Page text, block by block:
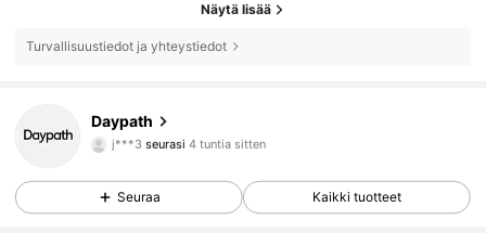
Näytä lisää
Turvallisuustiedot ja yhteystiedot
Daypath
j***3seurasi
3***0selailee
Seuraa Kaikki tuotteet